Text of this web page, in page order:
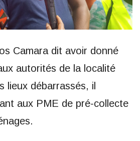
Camara dit avoir donné
autorités de la localité
lieux débarrassés, il
aux PME de pré-collecte